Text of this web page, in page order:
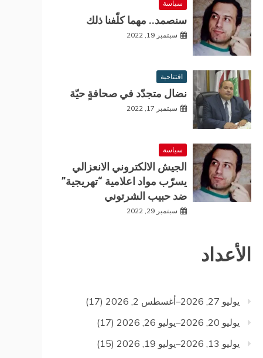
سياسة
سنصمد.. مهما كلّفنا ذلك
سبتمبر 19, 2022
افتتاحية
نضال متجدّد في صحافةٍ حيّة
سبتمبر 17, 2022
سياسة
الجيش الالكتروني الانعزالي
يسرّب مواد اعلامية “تهريجية”
ضد حبيب الشرتوني
سبتمبر 29, 2022
الأعداد
يوليو 27, 2026–أغسطس 2, 2026
(17)
يوليو 20, 2026–يوليو 26, 2026
(17)
يوليو 13, 2026–يوليو 19, 2026
(15)